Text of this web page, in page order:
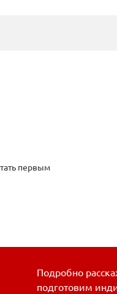
первым
Подробно
подготовим